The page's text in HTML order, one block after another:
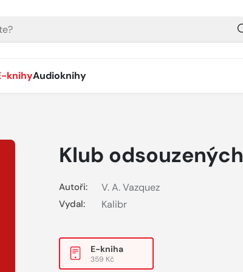
knihyAudioknihy
Klub odsouzených
Autoři: V. A. Vazquez
Vydal: Kalibr
E-kniha
359 Kč